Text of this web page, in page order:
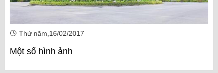
Thứ năm,16/02/2017
Một số hình ảnh